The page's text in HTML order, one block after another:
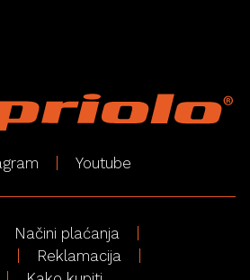
Youtube
Načini plaćanja
Reklamacija